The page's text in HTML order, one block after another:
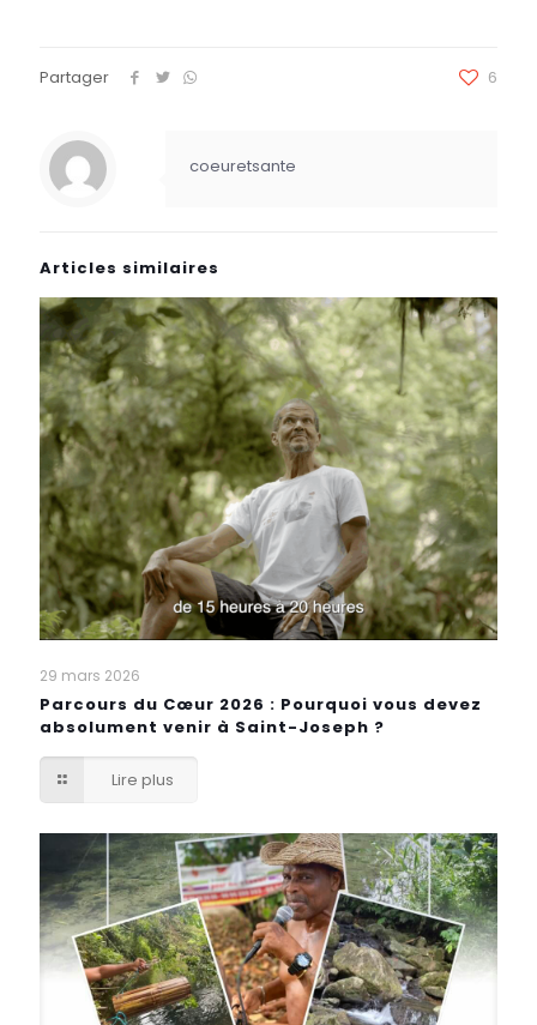
Partager 6
coeuretsante
Articles similaires
29 mars 2026
Parcours du Cœur 2026 : Pourquoi vous devez
absolument venir à Saint-Joseph ?
Lire plus